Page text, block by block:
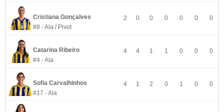
Cristiana Gonçalves
#8 - Ala / Pivot
2 0 0 0 0 0 0
Catarina Ribeiro
#4 - Ala
4 4 1 1 0 0 0
Sofia Carvalhinhos
#17 - Ala
4 1 2 0 1 0 0